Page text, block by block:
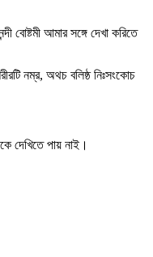
বোষ্টমী আমার সঙ্গে দেখা করিতে
নম্র, অথচ বলিষ্ঠ নিঃসংকোচ
দেখিতে পায় নাই।